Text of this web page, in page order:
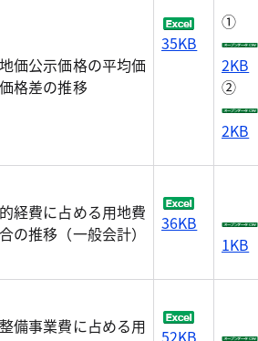
価公示価格の平均価
格差の推移
35KB
①
2KB
②
2KB
経費に占める用地費
の推移（一般会計）
36KB
1KB
備事業費に占める用
52KB